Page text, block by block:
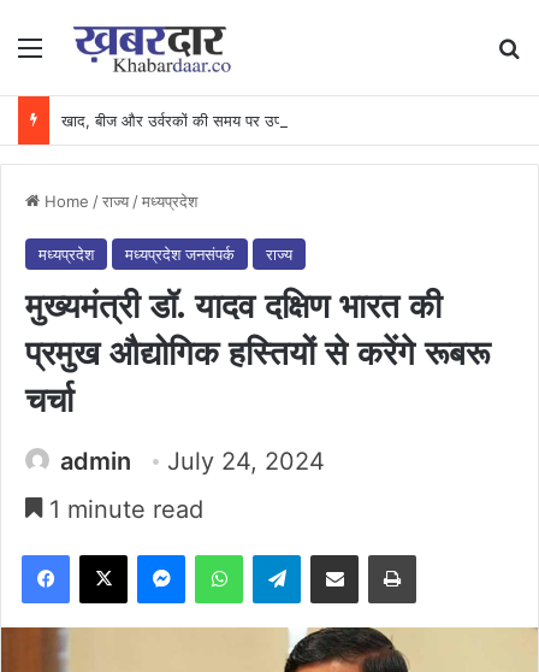
Menu
Home /राज्य /मध्यप्रदेश
मध्यप्रदेश मध्यप्रदेश जनसंपर्क राज्य
मुख्यमंत्री डॉ. यादव दक्षिण भारत की
प्रमुख औद्योगिक हस्तियों से करेंगे रूबरू
चर्चा
admin
July 24, 2024
1 minute read
Facebook
X MessengerWhatsAppTelegramShare via Email Print